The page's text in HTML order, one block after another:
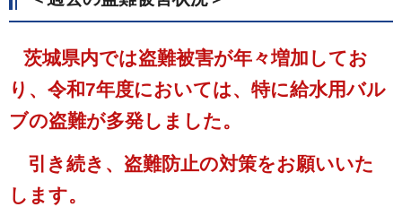
茨城県内では盗難被害が年々増加してお
り、令和7年度においては、特に給水用バル
ブの盗難が多発しました。
引き続き、盗難防止の対策をお願いいた
します。